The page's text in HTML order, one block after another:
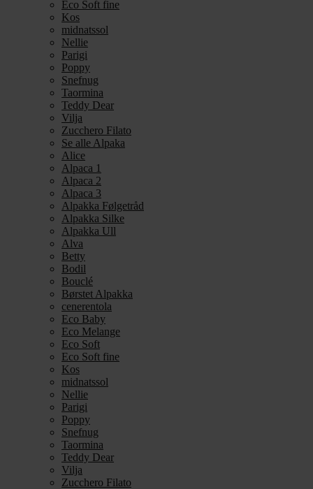
Eco Soft fine
Kos
midnatssol
Nellie
Parigi
Poppy
Snefnug
Taormina
Teddy Dear
Vilja
Zucchero Filato
Se alle Alpaka
Alice
Alpaca 1
Alpaca 2
Alpaca 3
Alpakka Følgetråd
Alpakka Silke
Alpakka Ull
Alva
Betty
Bodil
Bouclé
Børstet Alpakka
cenerentola
Eco Baby
Eco Melange
Eco Soft
Eco Soft fine
Kos
midnatssol
Nellie
Parigi
Poppy
Snefnug
Taormina
Teddy Dear
Vilja
Zucchero Filato